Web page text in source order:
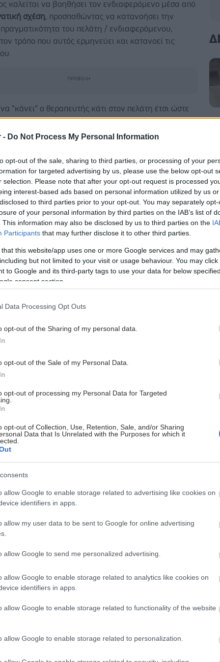
- Do Not Process My Personal Information
opt-out of the sale, sharing to third parties, or processing of your
for targeted advertising by us, please use the below opt-out
selection. Please note that after your opt-out request is processed
interest-based ads based on personal information utilized by us
to third parties prior to your opt-out. You may separately
of your personal information by third parties on the IAB’s list of
This information may also be disclosed by us to third parties on the
Participants that may further disclose it to other third parties.
that this website/app uses one or more Google services and may
but not limited to your visit or usage behaviour. You may
to Google and its third-party tags to use your data for below
consent section.
Data Processing Opt Outs
opt-out of the Sharing of my personal data.
opt-out of the Sale of my Personal Data.
opt-out of processing my Personal Data for Targeted
opt-out of Collection, Use, Retention, Sale, and/or Sharing
Data that Is Unrelated with the Purposes for which it
allow Google to enable storage related to advertising like cookies on
identifiers in apps.
allow my user data to be sent to Google for online advertising
allow Google to send me personalized advertising.
allow Google to enable storage related to analytics like cookies on
identifiers in apps.
allow Google to enable storage related to functionality of the website
allow Google to enable storage related to personalization.
καλείται να βοηθήσει τον ενδιαφερόμενο μέσα από
σχέση, προσπαθώντας να κατανοήσει την
του πελάτη / ενδιαφερόμενου,
τρόπο που αυτός ερμηνεύει και κατανοεί τις
"κάνει" ο θεραπευτής κάτι στον πελάτη έτσι ώστε
από την "αρρώστια", αντικαθίσταται από την
"βρίσκεται μαζί" με τον ενδιαφερόμενο, ή την
του/της ανάπτυξη.
αυτό το μοίρασμα της εσωτερικής
του πελάτη επιτρέπει την ποιοτική αναβάθμιση
πελάτη - συμβούλου σε σχέση θεραπευτική. Ακριβώς
για κατανόηση των δυναμικών που συνιστούν
την εσωτερική πραγματικότητα είναι που
στον Συμβουλευτικό Ψυχολόγο να έχει προσωπική /
όντας ο ίδιος σε διαδικασία ψυχολογικής
ως θεραπευόμενος για μεγάλο χρονικό διάστημα.
ατόμων με σημαντική ψυχική διαταραχή, προς μια
τρόπο που σκέφτεται ο ψυχολόγος - θεραπευτής.
δεν γίνονται πια αντιληπτά ως ενδείξεις
αλλά ως "κανονιστικές (normative)" εμπειρίες,
τους είναι να θέσουν μια πρόκληση στην
του ατόμου, της οικογένειας, ή της ομάδας κατά τη
εμπειρίες, όπως το πένθος, η ασθένεια, ο χωρισμός
ουσία τους τέτοιου είδους αναπτυξιακές προκλήσεις.
τελικά δίνεται στην ανάπτυξη
συμπτωματολογίας, υιοθετεί μια πιο δυναμική
το τι μπορεί να σημαίνει η διαταραχή ή το πρόβλημα
στον κύκλο της ζωής του, ο ψυχολόγος το βοηθάει
- πρόκληση" μέσα στη θεραπευτική διαδικασία.